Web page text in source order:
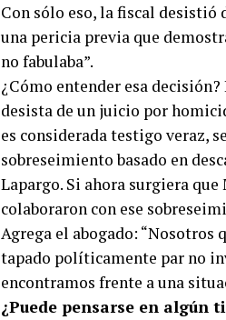
Con sólo eso, la fiscal desistió
una pericia previa que
no fabulaba”.
¿Cómo entender esa
desista de un juicio por
es considerada testigo veraz,
sobreseimiento basado en
Lapargo. Si ahora surgiera
colaboraron con ese
Agrega el abogado: “Nosotros
tapado políticamente par no
encontramos frente a una
¿Puede pensarse en algún